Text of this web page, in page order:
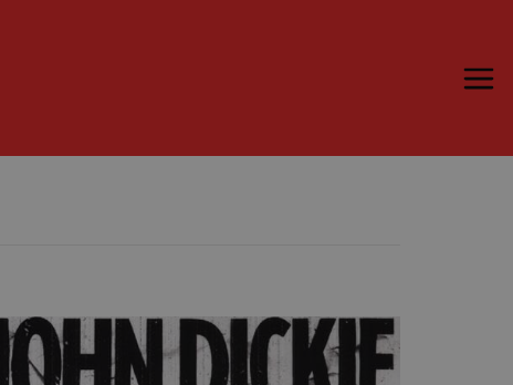
Ospiti
News & Kit
Accrediti Stampa
Cartella Stampa